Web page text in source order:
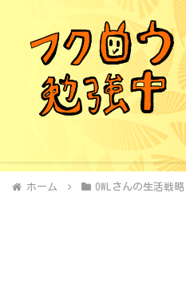
ホーム OWLさんの生活戦略